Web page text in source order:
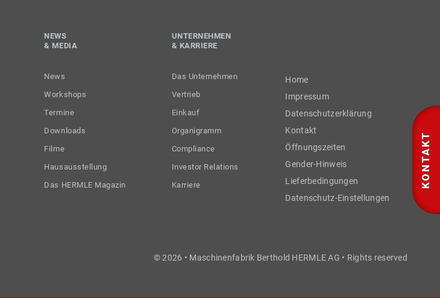
KONTAKT
NEWS
& MEDIA
News
Workshops
Termine
Downloads
Filme
Hausausstellung
Das HERMLE Magazin
UNTERNEHMEN
& KARRIERE
Das Unternehmen
Vertrieb
Einkauf
Organigramm
Compliance
Investor Relations
Karriere
Home
Impressum
Datenschutzerklärung
Kontakt
Öffnungszeiten
Gender-Hinweis
Lieferbedingungen
Datenschutz-Einstellungen
© 2026 • Maschinenfabrik Berthold HERMLE AG • Rights reserved